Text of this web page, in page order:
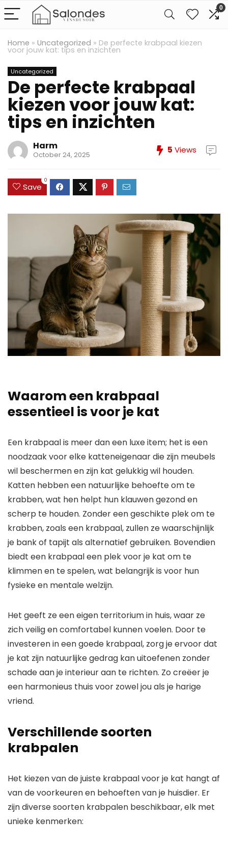
0
Home » Uncategorized » De perfecte krabpaal kiezen
voor jouw kat: tips en inzichten
Uncategorized
De perfecte krabpaal
kiezen voor jouw kat:
tips en inzichten
Harm
October 24, 2025 5 Views
Save
0
Waarom een krabpaal
essentieel is voor je kat
Een krabpaal is meer dan een luxe item; het is een
noodzaak voor elke katteneigenaar die zijn meubels
wil beschermen en zijn kat gelukkig wil houden.
Katten hebben een natuurlijke behoefte om te
krabben, wat hen helpt hun klauwen gezond en
scherp te houden. Zonder een geschikte plek om te
krabben, zoals een krabpaal, zullen ze waarschijnlijk
je bank of tapijt als alternatief gebruiken. Bovendien
biedt een krabpaal een plek voor je kat om te
klimmen en te spelen, wat belangrijk is voor hun
fysieke en mentale welzijn.
Het geeft ze een eigen territorium in huis, waar ze
zich veilig en comfortabel kunnen voelen. Door te
investeren in een goede krabpaal, zorg je ervoor dat
je kat zijn natuurlijke gedrag kan uitoefenen zonder
schade aan je interieur aan te richten. Zo creëer je
een harmonieus thuis voor zowel jou als je harige
vriend.
Verschillende soorten
krabpalen
Het kiezen van de juiste krabpaal voor je kat hangt af
van de voorkeuren en behoeften van je huisdier. Er
zijn diverse soorten krabpalen beschikbaar, elk met
unieke kenmerken: